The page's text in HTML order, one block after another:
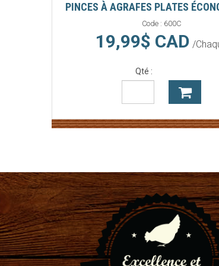
PINCES À AGRAFES PLATES
Code : 600C
19,99$ CAD /
Qté :